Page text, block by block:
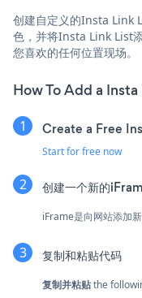
创建自定义的Insta Link
色，并将Insta Link List
您喜欢的任何位置现场。
How To Add a
Create a Free
Start for free now
创建一个新的
iFrame是向网站添加新
复制和粘贴代码
复制并粘贴the